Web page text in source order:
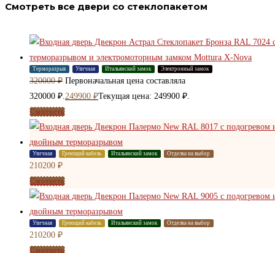
Смотреть все двери со стеклопакетом
Терморазрыв Уличная Итальянский замок Электронный замок
320000₽ Первоначальная цена составляла
320000 ₽.249900 ₽Текущая цена: 249900 ₽.
Смотреть
Уличная Греющий кабель Итальянский замок Отделка на выбор
210200 ₽
Смотреть
Уличная Греющий кабель Итальянский замок Отделка на выбор
210200 ₽
Смотреть